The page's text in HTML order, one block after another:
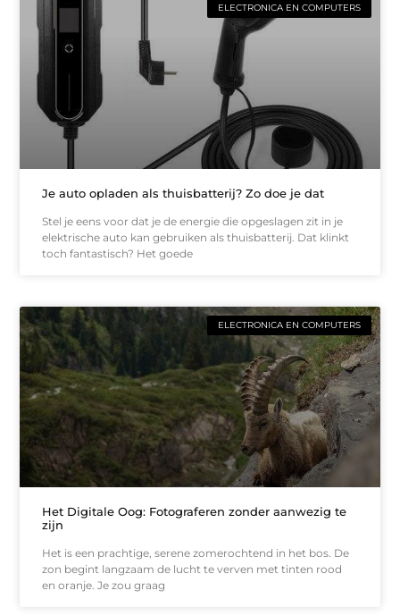
ELECTRONICA EN COMPUTERS
Je auto opladen als thuisbatterij? Zo doe je dat
Stel je eens voor dat je de energie die opgeslagen zit in je
elektrische auto kan gebruiken als thuisbatterij. Dat klinkt
toch fantastisch? Het goede
ELECTRONICA EN COMPUTERS
Het Digitale Oog: Fotograferen zonder aanwezig te
zijn
Het is een prachtige, serene zomerochtend in het bos. De
zon begint langzaam de lucht te verven met tinten rood
en oranje. Je zou graag